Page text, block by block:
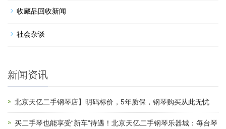
收藏品回收新闻
社会杂谈
新闻资讯
北京天亿二手钢琴店】明码标价，5年质保，钢琴购买从此无忧
买二手琴也能享受“新车”待遇！北京天亿二手钢琴乐器城：每台琴